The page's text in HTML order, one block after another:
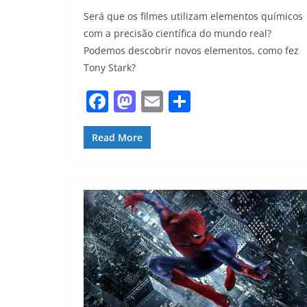
Será que os filmes utilizam elementos químicos
com a precisão científica do mundo real?
Podemos descobrir novos elementos, como fez
Tony Stark?
F
a
c
b
o
o
k
M
a
st
d
o
n
E
Read More